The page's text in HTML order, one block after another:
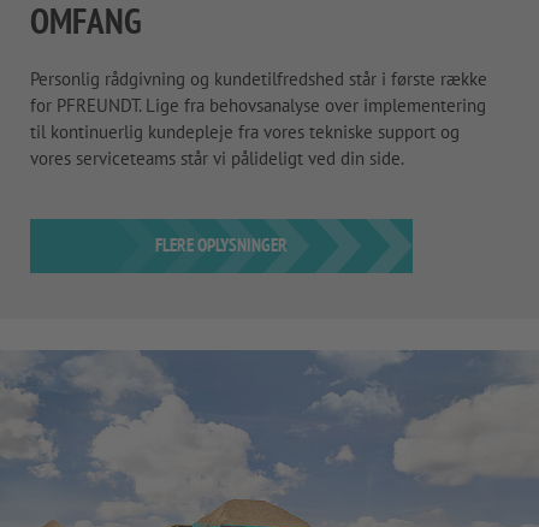
OMFANG
Personlig rådgivning og kundetilfredshed står i første række
for PFREUNDT. Lige fra behovsanalyse over implementering
til kontinuerlig kundepleje fra vores tekniske support og
vores serviceteams står vi pålideligt ved din side.
FLERE OPLYSNINGER